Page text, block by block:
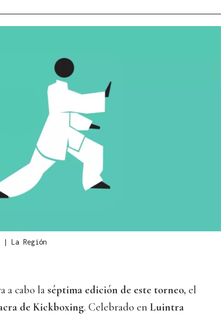
| La Región
a cabo la séptima edición de este torneo, el
de Kickboxing. Celebrado en Luintra